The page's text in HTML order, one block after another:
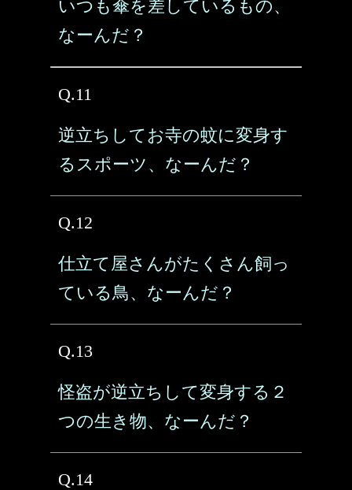
いつも傘を差しているもの、
なーんだ？
Q.11
逆立ちしてお寺の蚊に変身す
るスポーツ、なーんだ？
Q.12
仕立て屋さんがたくさん飼っ
ている鳥、なーんだ？
Q.13
怪盗が逆立ちして変身する２
つの生き物、なーんだ？
Q.14